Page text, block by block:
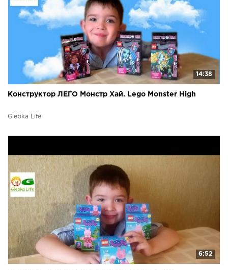
14:38
Конструктор ЛЕГО Монстр Хай. Lego Monster High
Glebka Life
6:52